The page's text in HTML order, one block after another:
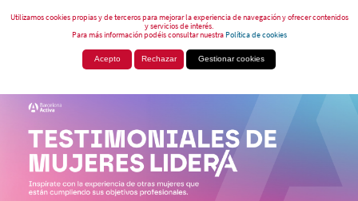
Utilizamos cookies propias y de terceros para mejorar la experiencia de navegación y ofrecer contenidos
y servicios de interés.
Para más información podéis consultar nuestraPolítica de cookies
Acepto Rechazar Gestionar cookies